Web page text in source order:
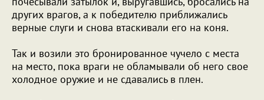
других врагов, а к победителю приближались
верные слуги и снова втаскивали его на коня.
Так и возили это бронированное чучело с места
на место, пока враги не обламывали об него свое
холодное оружие и не сдавались в плен.